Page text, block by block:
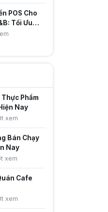
POS Cho
Tối Ưu
Thu
Chống
Cách tạo
thời đại
Tính
Mọi
hành
tiệm trà
Phẩm
Nay
xem
Bán Chạy
Nay
xem
Cafe
xem